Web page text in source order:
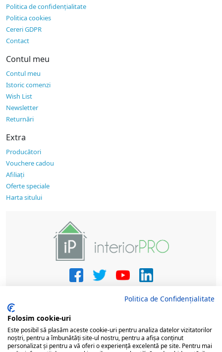
Politica de confidențialitate
Politica cookies
Cereri GDPR
Contact
Contul meu
Contul meu
Istoric comenzi
Wish List
Newsletter
Returnări
Extra
Producători
Vouchere cadou
Afiliaţi
Oferte speciale
Harta sitului
Politica de Confidențialitate
Folosim cookie-uri
Este posibil să plasăm aceste cookie-uri pentru analiza datelor vizitatorilor
noștri, pentru a îmbunătăți site-ul nostru, pentru a afișa conținut
personalizat și pentru a vă oferi o experiență excelentă pe site. Pentru mai